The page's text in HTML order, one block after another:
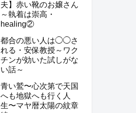
夫】赤い靴のお嬢さん
～執着は崇高・
healing②
都合の悪い人は◯◯さ
れる・安保教授～ワク
チンが効いた試しがな
い話～
青い鷲〜心次第で天国
へも地獄へも行く人
生〜マヤ暦太陽の紋章